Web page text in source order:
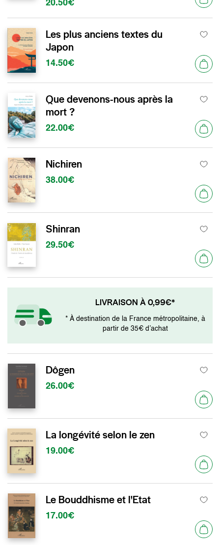
20.50€
Les plus anciens textes du
Japon
14.50€
Que devenons-nous après la
mort ?
22.00€
Nichiren
38.00€
Shinran
29.50€
LIVRAISON À 0,99€*
* À destination de la France métropolitaine, à
partir de 35€ d’achat
Dôgen
26.00€
La longévité selon le zen
19.00€
Le Bouddhisme et l'Etat
17.00€